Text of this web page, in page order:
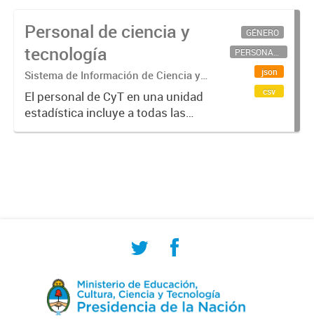
Personal de ciencia y
tecnología
Sistema de Información de Ciencia y
Tecnología Argentino (SICYTAR)
El personal de CyT en una unidad
estadística incluye a todas las
personas involucradas
GÉNERO
PERSONAL CIENTÍFICO-TECNOLÓGICO
json
csv